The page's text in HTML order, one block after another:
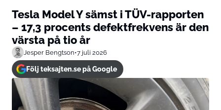
Tesla Model Y sämst i TÜV-rapporten
– 17,3 procents defektfrekvens är den
värsta på tio år
Jesper Bengtson•7 juli 2026
Följ teksajten.se på Google